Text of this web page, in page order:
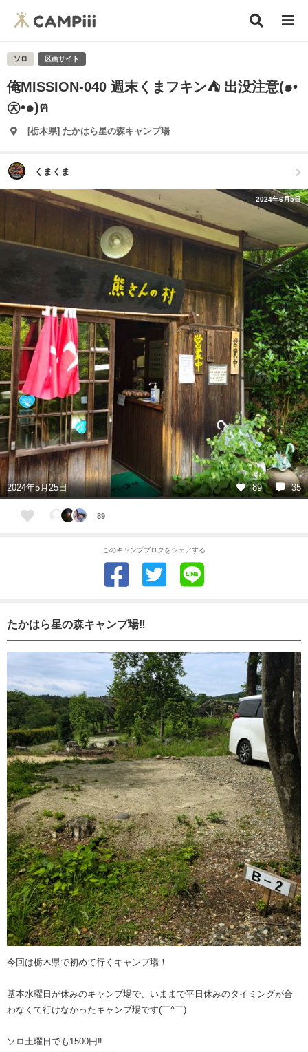
ソロ 区画サイト
俺MISSION-040 週末くまフキン⛺ 出没注意(๑•
㉨•๑)ฅ
[栃木県] たかはら星の森キャンプ場
くまくま
2024年6月5日
2024年5月25日 89 35
89
このキャンプブログをシェアする
たかはら星の森キャンプ場‼️
今回は栃木県で初めて行くキャンプ場！
基本水曜日が休みのキャンプ場で、いままで平日休みのタイミングが合
わなくて行けなかったキャンプ場です(￣^￣)ゞ
ソロ土曜日でも1500円‼️